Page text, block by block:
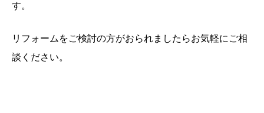
す。
リフォームをご検討の方がおられましたらお気軽にご相
談ください。